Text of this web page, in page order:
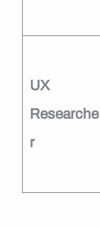
UX
Researche
r